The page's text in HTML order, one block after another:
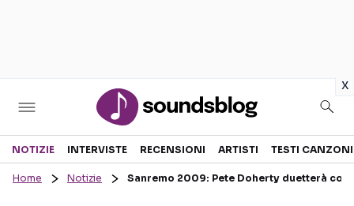
x
Sezioni
NOTIZIE INTERVISTE RECENSIONI ARTISTI TESTI CANZONI
Home Notizie Sanremo 2009: Pete Doherty duetterà con